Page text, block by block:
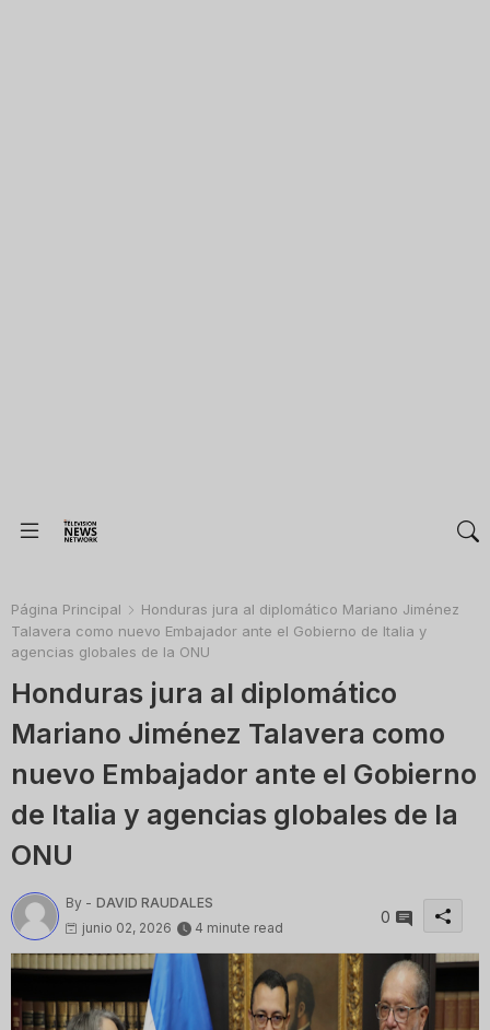
Página Principal
Honduras jura al diplomático Mariano Jiménez
Talavera como nuevo Embajador ante el Gobierno de Italia y
agencias globales de la ONU
Honduras jura al diplomático
Mariano Jiménez Talavera como
nuevo Embajador ante el Gobierno
de Italia y agencias globales de la
ONU
By - DAVID RAUDALES
junio 02, 2026
4 minute read
0